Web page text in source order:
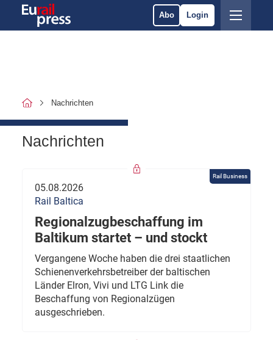
Abo Login
Nachrichten
Nachrichten
Rail Business
05.08.2026
Rail Baltica
Regionalzugbeschaffung im
Baltikum startet – und stockt
Vergangene Woche haben die drei staatlichen
Schienenverkehrsbetreiber der baltischen
Länder Elron, Vivi und LTG Link die
Beschaffung von Regionalzügen
ausgeschrieben.